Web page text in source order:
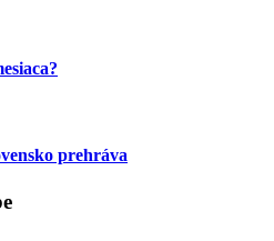
prehráva